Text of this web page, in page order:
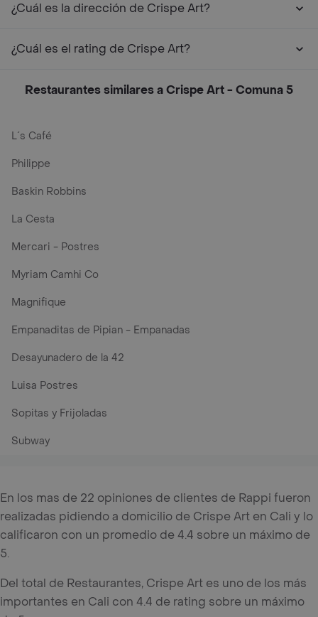
¿Cuál es la dirección de Crispe Art?
¿Cuál es el rating de Crispe Art?
Restaurantes similares a Crispe Art - Comuna 5
L´s Café
Philippe
Baskin Robbins
La Cesta
Mercari - Postres
Myriam Camhi Co
Magnifique
Empanaditas de Pipian - Empanadas
Desayunadero de la 42
Luisa Postres
Sopitas y Frijoladas
Subway
En los mas de 22 opiniones de clientes de Rappi fueron
realizadas pidiendo a domicilio de Crispe Art en Cali y lo
calificaron con un promedio de 4.4 sobre un máximo de
5.
Del total de Restaurantes, Crispe Art es uno de los más
importantes en Cali con 4.4 de rating sobre un máximo